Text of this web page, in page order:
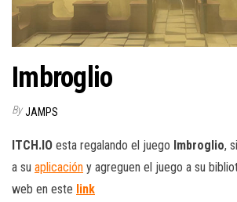
Imbroglio
By JAMPS
ITCH.IO esta regalando el juego Imbroglio,
a su aplicación y agreguen el juego a su
web en este link